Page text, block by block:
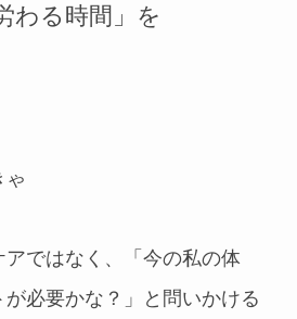
わる時間」を
ゃ
ではなく、「今の私の体
必要かな？」と問いかける